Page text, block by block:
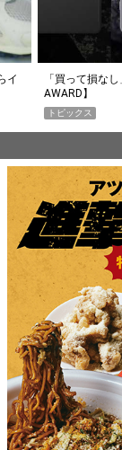
イ
「買って損な
AWARD】
トピックス